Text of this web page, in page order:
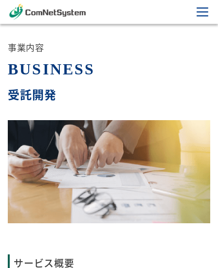
事業内容
BUSINESS
受託開発
サービス概要